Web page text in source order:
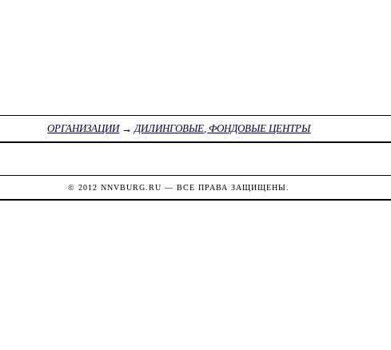
ОРГАНИЗАЦИИ→ДИЛИНГОВЫЕ, ФОНДОВЫЕ ЦЕНТРЫ
© 2012NNVBURG.RU — ВСЕ ПРАВА ЗАЩИЩЕНЫ.